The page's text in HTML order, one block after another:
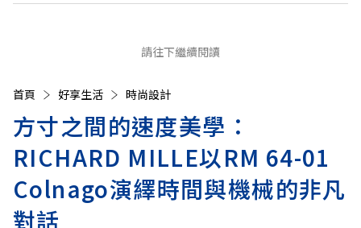
請往下繼續閱讀
首頁 好享生活 時尚設計
方寸之間的速度美學：
RICHARD MILLE以RM 64-01
Colnago演繹時間與機械的非凡
對話